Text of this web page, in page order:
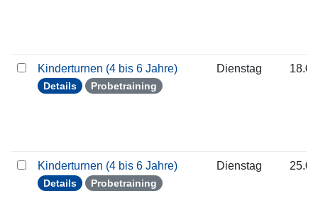
Kinderturnen (4 bis 6 Jahre)
Details Probetraining
Dienstag
Kinderturnen (4 bis 6 Jahre)
Details Probetraining
Dienstag